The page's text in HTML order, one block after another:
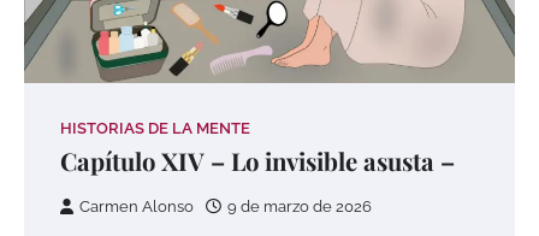
HISTORIAS DE LA MENTE
Capítulo XIV – Lo invisible asusta –
Carmen Alonso 9 de marzo de 2026